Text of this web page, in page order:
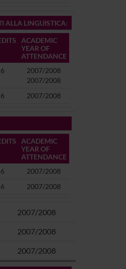
ALLA LINGUISTICA:
ACADEMIC
YEAR OF
ATTENDANCE
6
2007/2008
2007/2008
6 2007/2008
ACADEMIC
YEAR OF
ATTENDANCE
6
2007/2008
6 2007/2008
2007/2008
2007/2008
2007/2008